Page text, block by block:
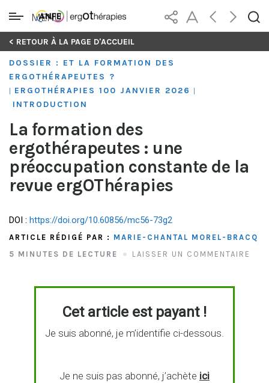
Skip
content
MENU
< RETOUR À LA PAGE D'ACCUEIL
DOSSIER : ET LA FORMATION DES
ERGOTHÉRAPEUTES ?
ERGOTHÉRAPIES 100 JANVIER 2026
INTRODUCTION
La formation des
ergothérapeutes : une
préoccupation constante de la
revue ergOThérapies
DOI : https://doi.org/10.60856/mc56-73g2
ARTICLE RÉDIGÉ PAR : MARIE-CHANTAL MOREL-BRACQ
5 MINUTES DE LECTURE
LAISSER UN COMMENTAIRE
Cet article est payant !
Je suis abonné, je m’identifie ci-dessous.
Je ne suis pas abonné, j’achète ici